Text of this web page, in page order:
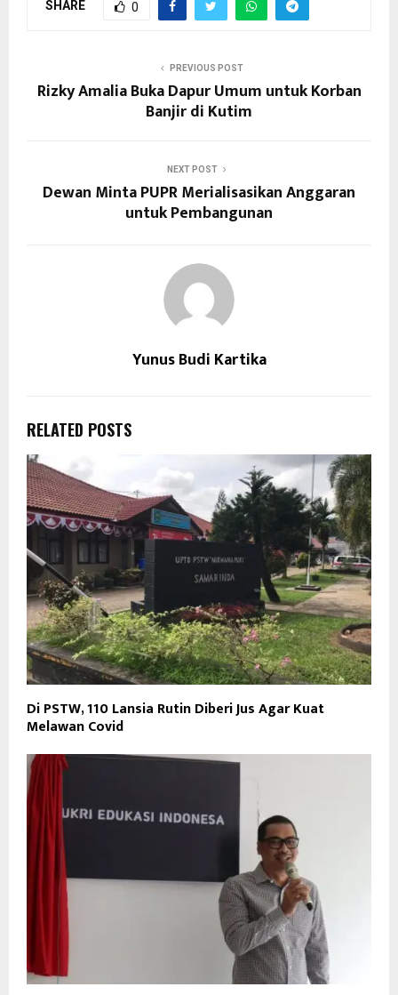
SHARE 0
PREVIOUS POST
Rizky Amalia Buka Dapur Umum untuk Korban
Banjir di Kutim
NEXT POST
Dewan Minta PUPR Merialisasikan Anggaran
untuk Pembangunan
Yunus Budi Kartika
RELATED POSTS
Di PSTW, 110 Lansia Rutin Diberi Jus Agar Kuat
Melawan Covid